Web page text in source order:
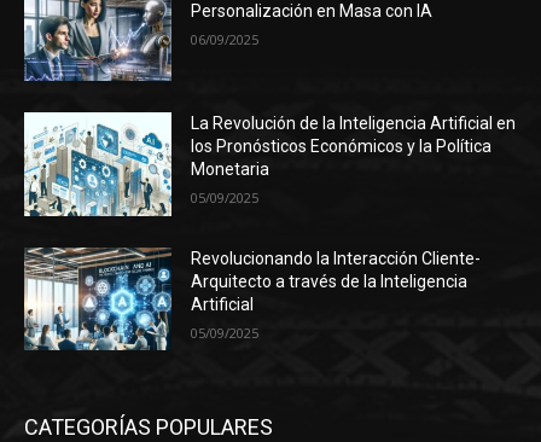
Personalización en Masa con IA
06/09/2025
La Revolución de la Inteligencia Artificial en
los Pronósticos Económicos y la Política
Monetaria
05/09/2025
Revolucionando la Interacción Cliente-
Arquitecto a través de la Inteligencia
Artificial
05/09/2025
CATEGORÍAS POPULARES